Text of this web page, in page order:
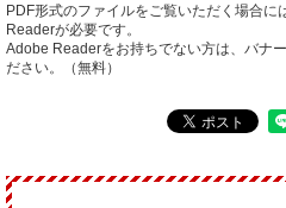
PDF形式のファイルをご覧いただく場合
Readerが必要です。
Adobe Readerをお持ちでない方は、バナ
ださい。（無料）